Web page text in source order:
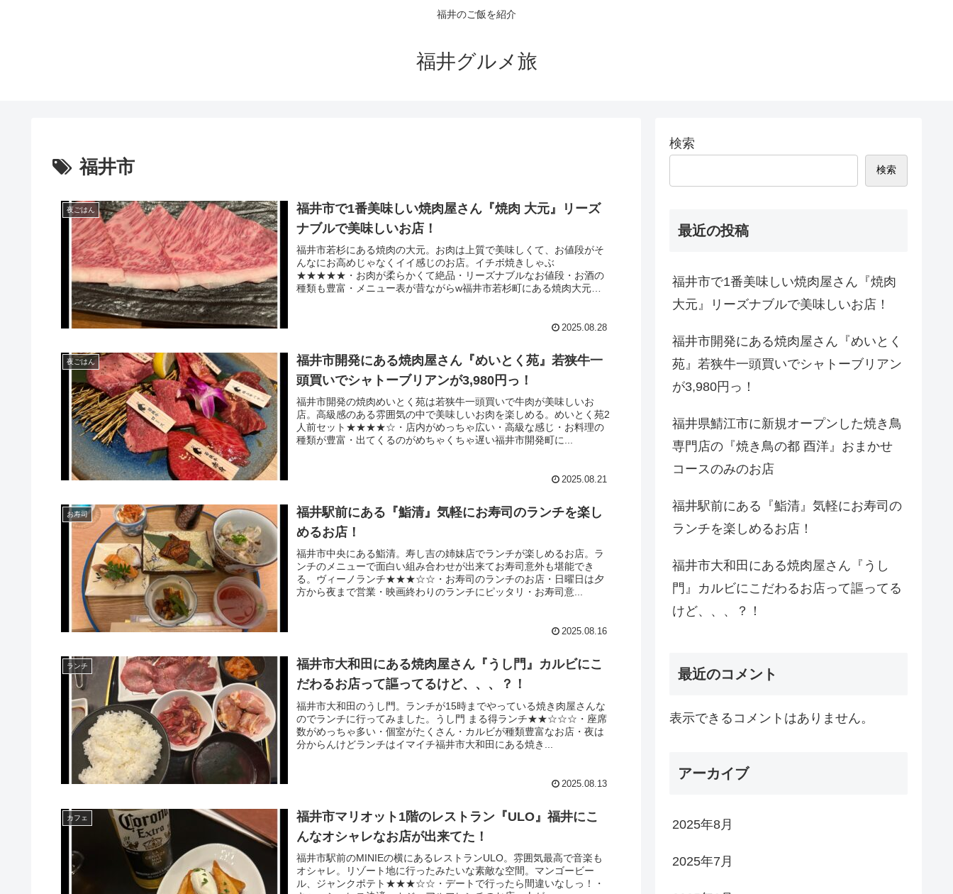
福井のご飯を紹介
福井グルメ旅
福井市
夜ごはん
福井市で1番美味しい焼肉屋さん『焼肉 大元』リーズ
ナブルで美味しいお店！
福井市若杉にある焼肉の大元。お肉は上質で美味しくて、お値段がそ
んなにお高めじゃなくイイ感じのお店。イチボ焼きしゃぶ
★★★★★・お肉が柔らかくて絶品・リーズナブルなお値段・お酒の
種類も豊富・メニュー表が昔ながらw福井市若杉町にある焼肉大元。
2025.08.28
夜ごはん
福井市開発にある焼肉屋さん『めいとく苑』若狭牛一
頭買いでシャトーブリアンが3,980円っ！
福井市開発の焼肉めいとく苑は若狭牛一頭買いで牛肉が美味しいお
店。高級感のある雰囲気の中で美味しいお肉を楽しめる。めいとく苑2
人前セット★★★★☆・店内がめっちゃ広い・高級な感じ・お料理の
種類が豊富・出てくるのがめちゃくちゃ遅い福井市開発町に...
2025.08.21
お寿司
福井駅前にある『鮨清』気軽にお寿司のランチを楽し
めるお店！
福井市中央にある鮨清。寿し吉の姉妹店でランチが楽しめるお店。ラ
ンチのメニューで面白い組み合わせが出来てお寿司意外も堪能でき
る。ヴィーノランチ★★★☆☆・お寿司のランチのお店・日曜日は夕
方から夜まで営業・映画終わりのランチにピッタリ・お寿司意...
2025.08.16
ランチ
福井市大和田にある焼肉屋さん『うし門』カルビにこ
だわるお店って謳ってるけど、、、？！
福井市大和田のうし門。ランチが15時までやっている焼き肉屋さんな
のでランチに行ってみました。うし門 まる得ランチ★★☆☆☆・座席
数がめっちゃ多い・個室がたくさん・カルビが種類豊富なお店・夜は
分からんけどランチはイマイチ福井市大和田にある焼き...
2025.08.13
カフェ
福井市マリオット1階のレストラン『ULO』福井にこ
んなオシャレなお店が出来てた！
福井市駅前のMINIEの横にあるレストランULO。雰囲気最高で音楽も
オシャレ。リゾート地に行ったみたいな素敵な空間。マンゴービー
ル、ジャンクポテト★★★☆☆・デートで行ったら間違いなしっ！・
検索
検索
最近の投稿
福井市で1番美味しい焼肉屋さん『焼肉
大元』リーズナブルで美味しいお店！
福井市開発にある焼肉屋さん『めいとく
苑』若狭牛一頭買いでシャトーブリアン
が3,980円っ！
福井県鯖江市に新規オープンした焼き鳥
専門店の『焼き鳥の都 酉洋』おまかせ
コースのみのお店
福井駅前にある『鮨清』気軽にお寿司の
ランチを楽しめるお店！
福井市大和田にある焼肉屋さん『うし
門』カルビにこだわるお店って謳ってる
けど、、、？！
最近のコメント
表示できるコメントはありません。
アーカイブ
2025年8月
2025年7月